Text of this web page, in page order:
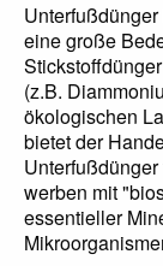
eine große
(z.B.
ökologischen
bietet der
werben mit
essentieller